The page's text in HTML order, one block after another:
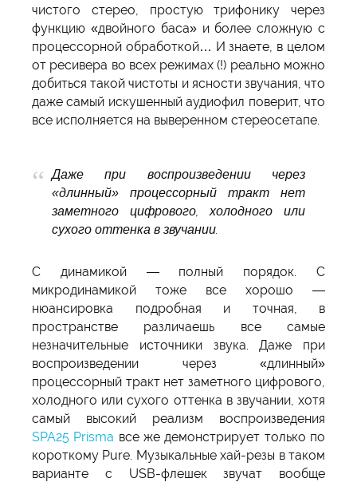
чистого стерео, простую трифонику через
функцию «двойного баса» и более сложную с
процессорной обработкой… И знаете, в целом
от ресивера во всех режимах (!) реально можно
добиться такой чистоты и ясности звучания, что
даже самый искушенный аудиофил поверит, что
все исполняется на выверенном стереосетапе.
Даже при воспроизведении через
«длинный» процессорный тракт нет
заметного цифрового, холодного или
сухого оттенка в звучании.
С динамикой — полный порядок. С
микродинамикой тоже все хорошо —
нюансировка подробная и точная, в
пространстве различаешь все самые
незначительные источники звука. Даже при
воспроизведении через «длинный»
процессорный тракт нет заметного цифрового,
холодного или сухого оттенка в звучании, хотя
самый высокий реализм воспроизведения
SPA25 Prisma все же демонстрирует только по
короткому Pure. Музыкальные хай-резы в таком
варианте с USB-флешек звучат вообще